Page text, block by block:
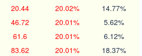
20.44 20.02% 14.77%
46.72 20.01% 5.62%
61.6 20.01% 6.12%
83.62 20.01% 18.37%